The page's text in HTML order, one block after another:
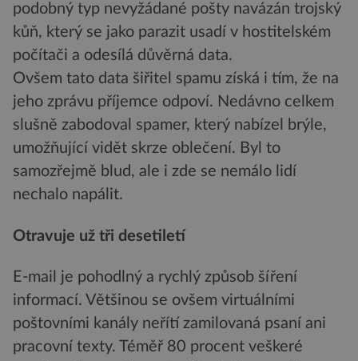
podobný typ nevyžádané pošty navázán trojský
kůň, který se jako parazit usadí v hostitelském
počítači a odesílá důvěrná data.
Ovšem tato data šiřitel spamu získá i tím, že na
jeho zprávu příjemce odpoví. Nedávno celkem
slušně zabodoval spamer, který nabízel brýle,
umožňující vidět skrze oblečení. Byl to
samozřejmě blud, ale i zde se nemálo lidí
nechalo napálit.
Otravuje už tři desetiletí
E-mail je pohodlný a rychlý způsob šíření
informací. Většinou se ovšem virtuálními
poštovními kanály neřítí zamilovaná psaní ani
pracovní texty. Téměř 80 procent veškeré